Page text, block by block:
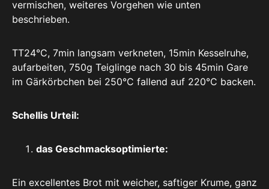
vermischen, weiteres Vorgehen wie unten
beschrieben.
TT24°C, 7min langsam verkneten, 15min Kesselruhe,
aufarbeiten, 750g Teiglinge nach 30 bis 45min Gare
im Gärkörbchen bei 250°C fallend auf 220°C backen.
Schellis Urteil:
das Geschmacksoptimierte:
Ein excellentes Brot mit weicher, saftiger Krume, ganz